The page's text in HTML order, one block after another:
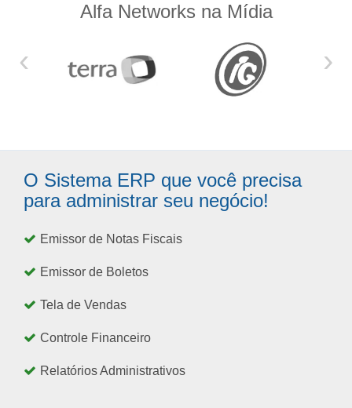
Alfa Networks na Mídia
‹ ›
O Sistema ERP que você precisa
para administrar seu negócio!
Emissor de Notas Fiscais
Emissor de Boletos
Tela de Vendas
Controle Financeiro
Relatórios Administrativos